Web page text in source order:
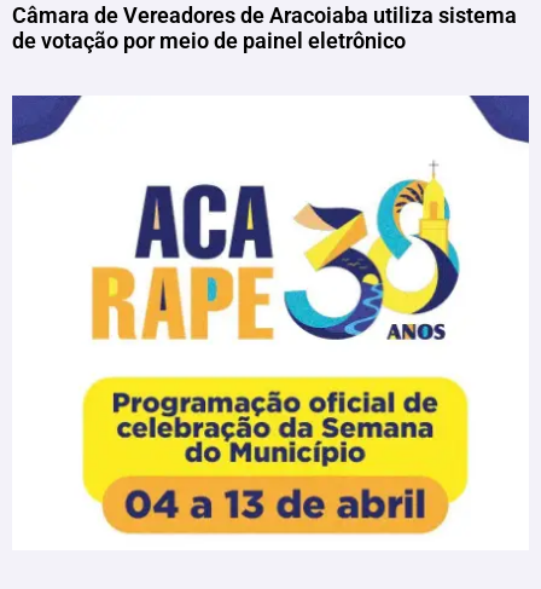
Câmara de Vereadores de Aracoiaba utiliza sistema
de votação por meio de painel eletrônico